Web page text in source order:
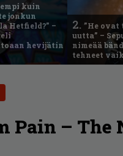
kuin
jonkun
Hetfield?” –
hevijätin
2. ”He
uutta” –
nimeää
tehneet
Pain – The